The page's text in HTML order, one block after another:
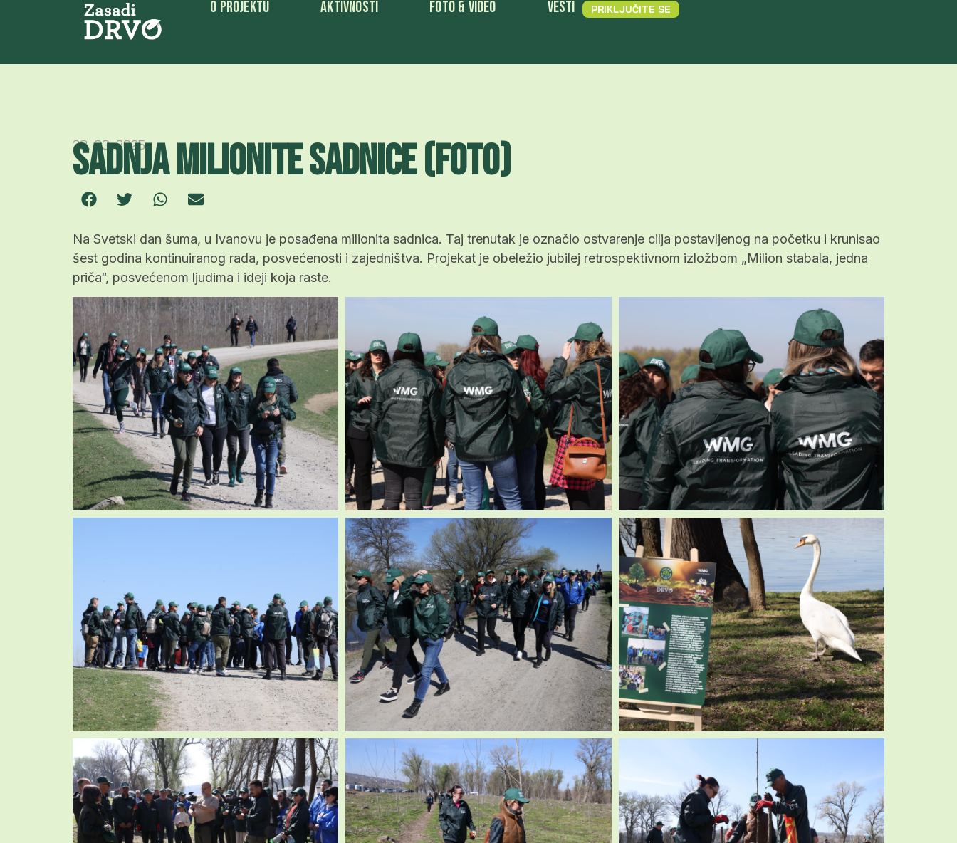
O Projektu Aktivnosti Foto & Video Vesti PRIKLJUČITE SE
28. 03. 2025.
Sadnja milionite sadnice (Foto)
Na Svetski dan šuma, u Ivanovu je posađena milionita sadnica. Taj trenutak je označio ostvarenje cilja postavljenog na početku i krunisao
šest godina kontinuiranog rada, posvećenosti i zajedništva. Projekat je obeležio jubilej retrospektivnom izložbom „Milion stabala, jedna
priča“, posvećenom ljudima i ideji koja raste.